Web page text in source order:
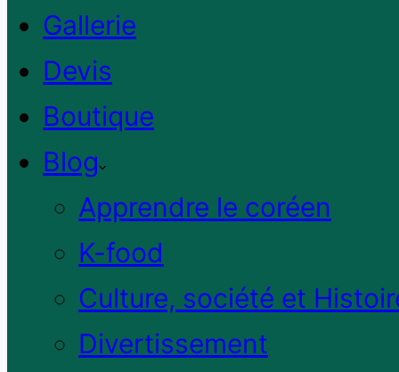
Gallerie
Devis
Boutique
Blog
Apprendre le coréen
K-food
Culture, société et
Divertissement